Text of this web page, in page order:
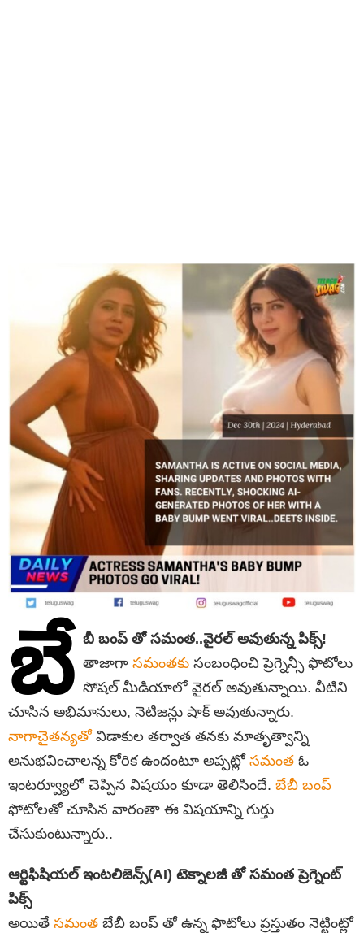
బే బీ బంప్‌ తో సమంత..వైరల్ అవుతున్న పిక్స్!
తాజాగా సమంతకుసంబంధించి ప్రెగ్నెన్సీ ఫొటోలు
సోషల్ మీడియాలో వైరల్ అవుతున్నాయి. వీటిని
చూసిన అభిమానులు, నెటిజన్లు షాక్ అవుతున్నారు.
నాగాచైతన్యతో విడాకుల తర్వాత తనకు మాతృత్వాన్ని
అనుభవించాలన్న కోరిక ఉందంటూ అప్పట్లో సమంత ఓ
ఇంటర్వ్యూలో చెప్పిన విషయం కూడా తెలిసిందే. బేబీ బంప్
ఫోటోలతో చూసిన వారంతా ఈ విషయాన్ని గుర్తు
చేసుకుంటున్నారు..
ఆర్టిఫిషియల్ ఇంటలిజెన్స్(AI) టెక్నాలజీ తో సమంత ప్రెగ్నెంట్
పిక్స్
అయితే సమంత బేబీ బంప్ తో ఉన్న ఫొటోలు ప్రస్తుతం నెట్టింట్లో